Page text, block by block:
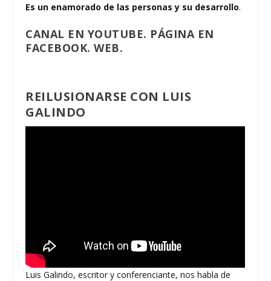
Es un enamorado de las personas y su desarrollo.
CANAL EN YOUTUBE. PÁGINA EN
FACEBOOK. WEB.
REILUSIONARSE CON LUIS
GALINDO
Luis Galindo, escritor y conferenciante, nos habla de